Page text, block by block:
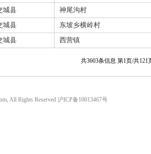
城县 神尾沟村
城县 东坡乡横岭村
城县 西营镇
共3603条信息 第1页/共
All Rights Reserved 沪ICP备10013467号